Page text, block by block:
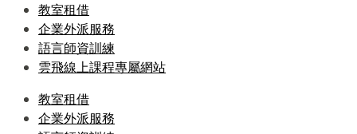
教室租借
企業外派服務
語言師資訓練
雲飛線上課程專屬網站
教室租借
企業外派服務